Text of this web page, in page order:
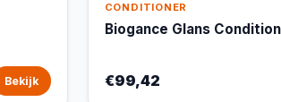
Bekijk
CONDITIONER
Biogance Glans
€99,42